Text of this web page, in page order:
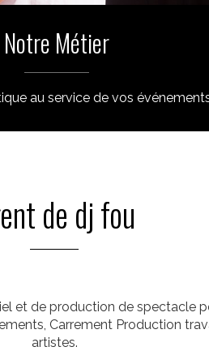
Notre Métier
au service de vos
de dj fou
et de production de spectacle
Carrement Production
artistes.